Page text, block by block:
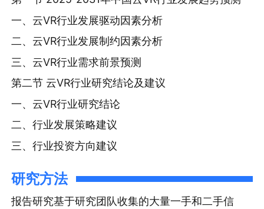
一、云VR行业发展驱动因素分析
二、云VR行业发展制约因素分析
三、云VR行业需求前景预测
第二节 云VR行业研究结论及建议
一、云VR行业研究结论
二、行业发展策略建议
三、行业投资方向建议
研究方法
报告研究基于研究团队收集的大量一手和二手信